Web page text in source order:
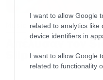
I want to allow Google
related to analytics like
device identifiers in
I want to allow Google
related to functionality
Όταν η νέα εποχή
προσγειώθηκε στην
Απέλυσαν τον
Slipknot!